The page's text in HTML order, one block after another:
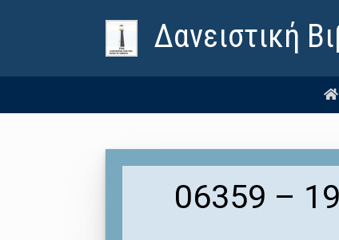
Δανειστική
06359 –